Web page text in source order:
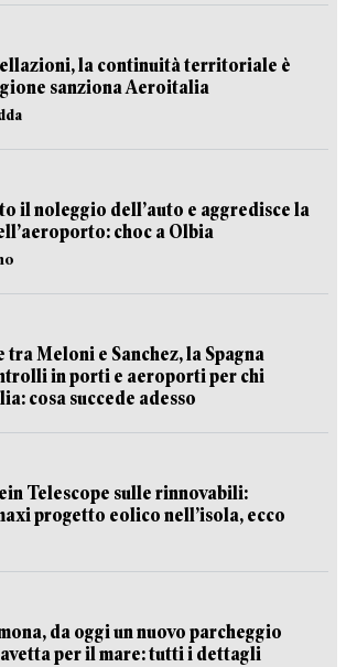
la continuità territoriale è
sanziona Aeroitalia
il noleggio dell’auto e aggredisce la
choc a Olbia
Meloni e Sanchez, la Spagna
in porti e aeroporti per chi
cosa succede adesso
Telescope sulle rinnovabili:
progetto eolico nell’isola, ecco
da oggi un nuovo parcheggio
per il mare: tutti i dettagli